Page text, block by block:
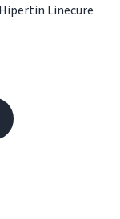
Linecure